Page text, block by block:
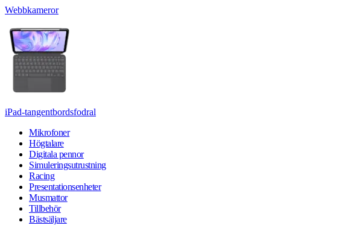
Webbkameror
iPad-tangentbordsfodral
Mikrofoner
Högtalare
Digitala pennor
Simuleringsutrustning
Racing
Presentationsenheter
Musmattor
Tillbehör
Bästsäljare